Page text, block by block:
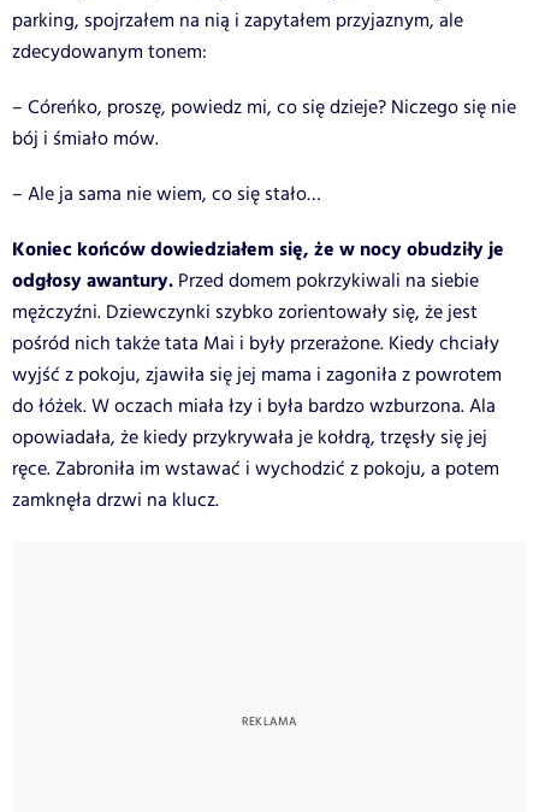
parking, spojrzałem na nią i zapytałem przyjaznym, ale
zdecydowanym tonem:
– Córeńko, proszę, powiedz mi, co się dzieje? Niczego się nie
bój i śmiało mów.
– Ale ja sama nie wiem, co się stało…
Koniec końców dowiedziałem się, że w nocy obudziły je
odgłosy awantury. Przed domem pokrzykiwali na siebie
mężczyźni. Dziewczynki szybko zorientowały się, że jest
pośród nich także tata Mai i były przerażone. Kiedy chciały
wyjść z pokoju, zjawiła się jej mama i zagoniła z powrotem
do łóżek. W oczach miała łzy i była bardzo wzburzona. Ala
opowiadała, że kiedy przykrywała je kołdrą, trzęsły się jej
ręce. Zabroniła im wstawać i wychodzić z pokoju, a potem
zamknęła drzwi na klucz.